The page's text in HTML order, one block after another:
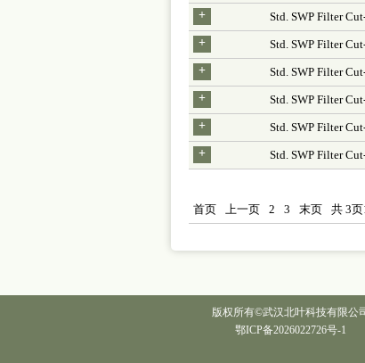
+
Std. SWP Filter
+
Std. SWP Filter
+
Std. SWP Filter
+
Std. SWP Filter
+
Std. SWP Filter
+
Std. SWP Filter
首页 上一页 2 3 末页 共 3页
版权所有©武汉北叶科技有限公
鄂ICP备2026022726号-1